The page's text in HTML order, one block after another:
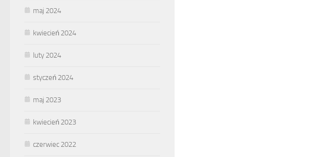
maj 2024
kwiecień 2024
luty 2024
styczeń 2024
maj 2023
kwiecień 2023
czerwiec 2022